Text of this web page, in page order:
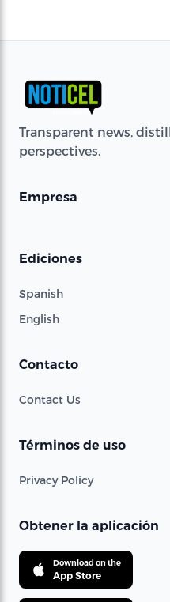
Transparent news,
perspectives.
Empresa
Ediciones
Spanish
English
Contacto
Contact Us
Términos de uso
Privacy Policy
Obtener la aplicación
Download on the
App Store